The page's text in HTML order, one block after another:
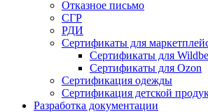
Отказное письмо
СГР
РДИ
Сертификаты для
Сертификаты для
Сертификаты для Ozon
Сертификация одежды
Сертификация детской
Разработка документации